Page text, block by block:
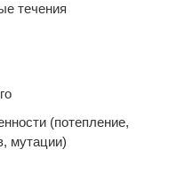
течения
(потепление,
мутации)